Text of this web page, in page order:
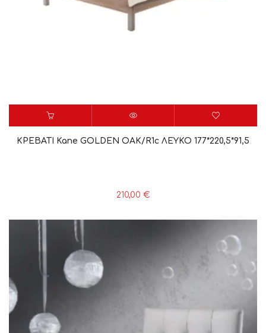
ΚΡΕΒΑΤΙ Kane GOLDEN OAK/R1c ΛΕΥΚΟ 177*220,5*91,5
210,00 €